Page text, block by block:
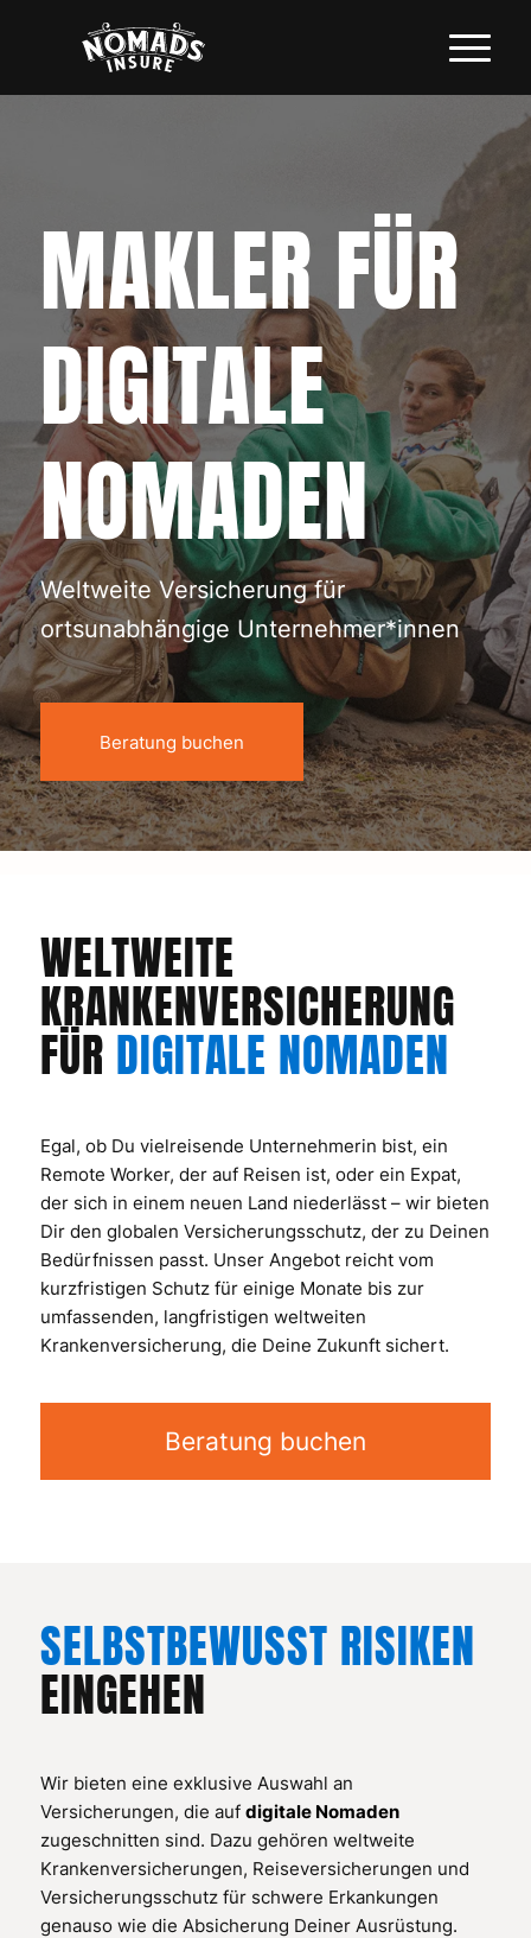
MAKLER FÜR
DIGITALE
NOMADEN
Weltweite Versicherung für
ortsunabhängige Unternehmer*innen
Beratung buchen
WELTWEITE
KRANKENVERSICHERUNG
FÜR DIGITALE NOMADEN
Egal, ob Du vielreisende Unternehmerin bist, ein
Remote Worker, der auf Reisen ist, oder ein Expat,
der sich in einem neuen Land niederlässt – wir bieten
Dir den globalen Versicherungsschutz, der zu Deinen
Bedürfnissen passt. Unser Angebot reicht vom
kurzfristigen Schutz für einige Monate bis zur
umfassenden, langfristigen weltweiten
Krankenversicherung, die Deine Zukunft sichert.
Beratung buchen
SELBSTBEWUSST RISIKEN
EINGEHEN
Wir bieten eine exklusive Auswahl an
Versicherungen, die auf digitale Nomaden
zugeschnitten sind. Dazu gehören weltweite
Krankenversicherungen, Reiseversicherungen und
Versicherungsschutz für schwere Erkankungen
genauso wie die Absicherung Deiner Ausrüstung.